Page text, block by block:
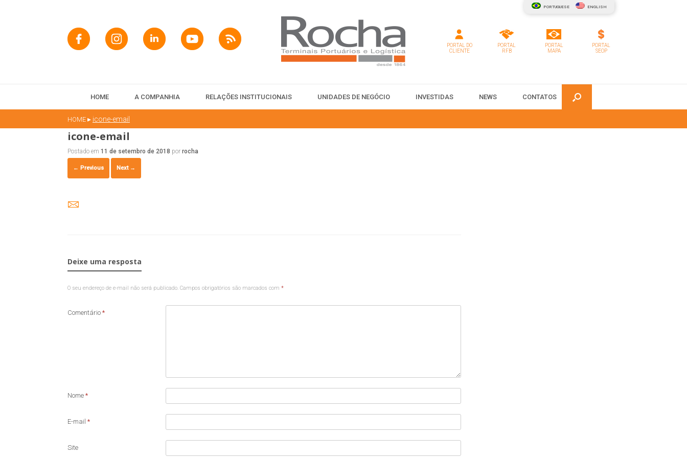
PORTUGUESE ENGLISH
PORTAL DO
CLIENTE
PORTAL
RFB
PORTAL
MAPA
PORTAL
SEOP
HOME A COMPANHIA RELAÇÕES INSTITUCIONAIS UNIDADES DE NEGÓCIO INVESTIDAS NEWS CONTATOS
HOME ▸ icone-email
icone-email
Postado em 11 de setembro de 2018 por rocha
← Previous Next →
Deixe uma resposta
O seu endereço de e-mail não será publicado. Campos obrigatórios são marcados com *
Comentário *
Nome *
E-mail *
Site